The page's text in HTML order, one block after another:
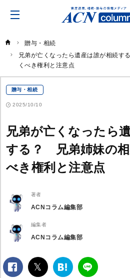
贈与・相続
兄弟が亡くなったら遺産は誰が相続す
くべき権利と注意点
贈与・相続
2025/10/10
兄弟が亡くなったら
する？ 兄弟姉妹の相
べき権利と注意点
著者
ACNコラム編集部
編集者
ACNコラム編集部
facebook
twitterは
LINE